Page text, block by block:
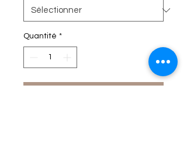
Quantité *